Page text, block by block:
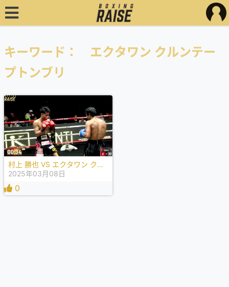
キーワード： エクタワン クルンテー
プトンブリ
村上 勝也 VS エクタワン クルンテープトンブリ
2025年03月08日
0